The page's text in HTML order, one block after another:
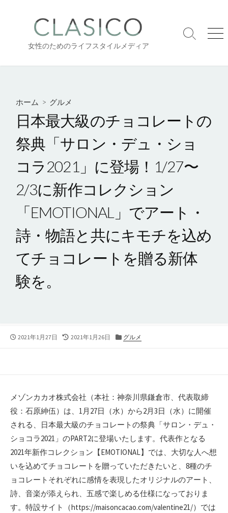
へ
女性のためのライフスタイルメディア
検
り
メ
ー
ホーム > グルメ
日本最大級のチョコレートの
祭典「サロン・デュ・ショ
コラ2021」に登場！1/27〜
2/3に新作コレクション
「EMOTIONAL」でアート・
詩・物語と共にキモチを込め
てチョコレートを贈る新体
験を。
公
2021年1月27日
最
2021年1月26日
カ
グルメ
メゾンカカオ株式会社（本社：神奈川県鎌倉市、代表取締
役：石原紳伍）は、1月27日（水）から2月3日（水）に開催
される、日本最大級のチョコレートの祭典「サロン・デュ・
ショコラ2021」のPART2に登場いたします。代表作となる
2021年新作コレクション【EMOTIONAL】では、大切な人へ想
いを込めてチョコレートを贈っていただきたいと、8種のチ
ョコレートそれぞれに感情を表現したオリジナルのアート、
詩、音楽が添えられ、五感で楽しめる仕様になっておりま
す。特設サイト（https://maisoncacao.com/valentine21/）では